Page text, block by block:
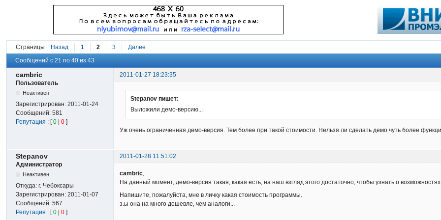
Страницы Назад 1 2 3
Далее
Сообщений с 21 по 40 из 43
cambric
2011-01-27 18:23:35
Пользователь
Неактивен
Зарегистрирован:2011-01-24
Сообщений:581
Репутация : [0 |0 ]
Stepanov пишет:
Выложили демо-версию...
Уж очень ограниченная демо-версия. Тем более при такой стоимости. Нельзя ли сделать демо чуть более
Stepanov
2011-01-28 11:51:02
Администратор
Неактивен
Откуда:г. Чебоксары
Зарегистрирован:2011-01-07
Сообщений:567
Репутация : [0 |0 ]
cambric,
На данный момент, демо-версия такая, какая есть, на наш взгляд этого достаточно, чтобы узнать о
Напишите, пожалуйста, мне в личку какая стоимость программы.
з.ы она на много дешевле, чем аналоги...